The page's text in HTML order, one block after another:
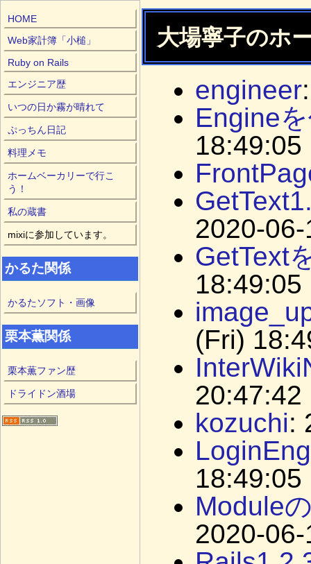
大場寧子のホ
engineer
Engine
18:49:05
2020-
GetText
18:49:05
(Fri)
20:47:42
kozuchi:
18:49:05
Module
2020-
HOME
Web家計簿「小槌」
Ruby on Rails
エンジニア歴
いつの日か霧が晴れて
ぷっちん日記
料理メモ
ホームベーカリーで行こ
う！
私の蔵書
mixiに参加しています。
かるた関係
かるたソフト・画像
栗本薫関係
栗本薫ファン歴
ドライドン酒場